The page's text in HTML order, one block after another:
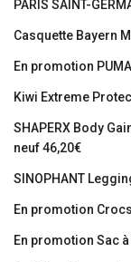
PARIS SAINT-
Casquette Bayern
En promotion
Kiwi Extreme
SHAPERX Body
neuf 46,20€
SINOPHANT
En promotion
En promotion Sac